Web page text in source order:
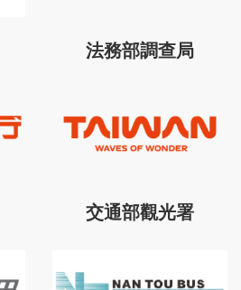
法務部調查局
交通部觀光署